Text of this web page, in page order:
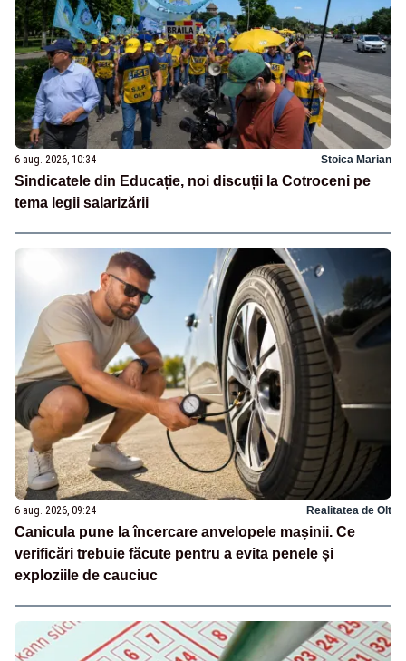
6 aug. 2026, 10:34 Stoica Marian
Sindicatele din Educație, noi discuții la Cotroceni pe
tema legii salarizării
6 aug. 2026, 09:24 Realitatea de Olt
Canicula pune la încercare anvelopele mașinii. Ce
verificări trebuie făcute pentru a evita penele și
exploziile de cauciuc